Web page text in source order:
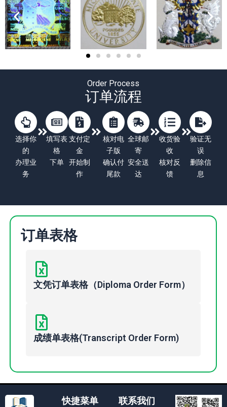
Order Process
订单流程
选择你
的
办理业
务
填写表
格
下单
支付定
金
开始制
作
核对电
子版
确认付
尾款
全球邮
寄
安全送
达
收货验
收
核对反
馈
验证无
误
删除信
息
订单表格
文凭订单表格（Diploma Order Form）
成绩单表格(Transcript Order Form)
快捷菜单 联系我们